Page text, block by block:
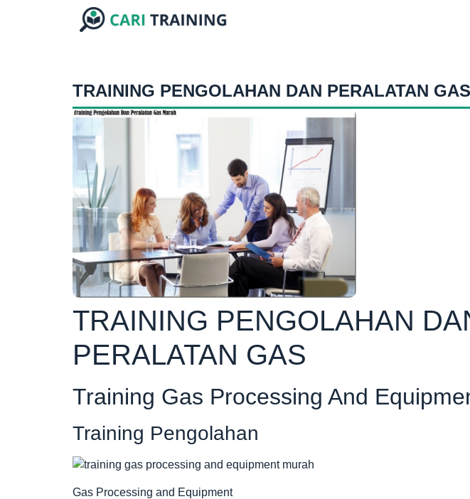
TRAINING PENGOLAHAN DAN PERALATAN GAS
TRAINING PENGOLAHAN
PERALATAN GAS
Training Gas Processing And
Training Pengolahan
Gas Processing and Equipment